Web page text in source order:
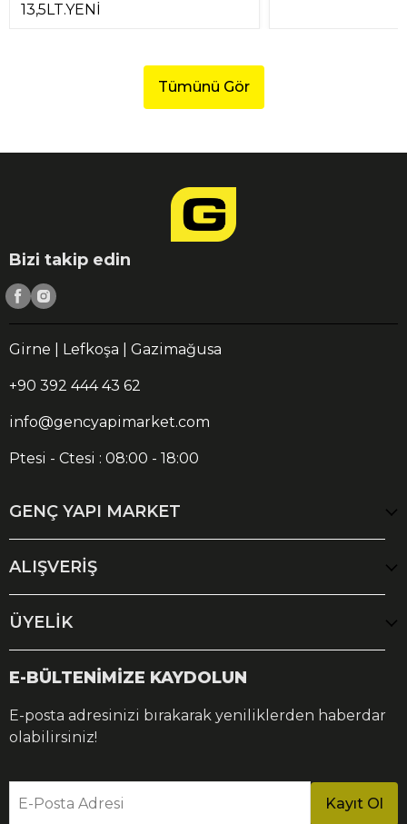
13,5LT.YENİ
Tümünü Gör
Bizi takip edin
Girne | Lefkoşa | Gazimağusa
+90 392 444 43 62
info@gencyapimarket.com
Ptesi - Ctesi : 08:00 - 18:00
GENÇ YAPI MARKET
ALIŞVERİŞ
ÜYELİK
E-BÜLTENİMİZE KAYDOLUN
E-posta adresinizi bırakarak yeniliklerden haberdar
olabilirsiniz!
E-Posta Adresi Kayıt Ol